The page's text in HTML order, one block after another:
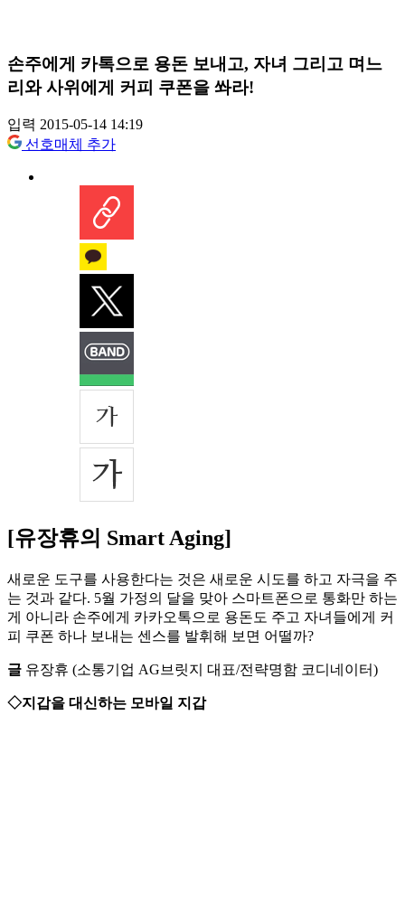
손주에게 카톡으로 용돈 보내고, 자녀 그리고 며느
리와 사위에게 커피 쿠폰을 쏴라!
입력 2015-05-14 14:19
선호매체 추가
[유장휴의 Smart Aging]
새로운 도구를 사용한다는 것은 새로운 시도를 하고 자극을 주
는 것과 같다. 5월 가정의 달을 맞아 스마트폰으로 통화만 하는
게 아니라 손주에게 카카오톡으로 용돈도 주고 자녀들에게 커
피 쿠폰 하나 보내는 센스를 발휘해 보면 어떨까?
글 유장휴 (소통기업 AG브릿지 대표/전략명함 코디네이터)
◇지갑을 대신하는 모바일 지갑